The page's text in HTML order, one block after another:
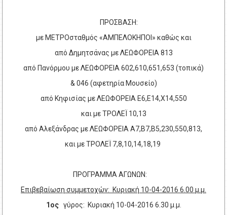
ΠΡΟΣΒΑΣΗ:
με ΜΕΤΡΟσταθμός «ΑΜΠΕΛΟΚΗΠΟΙ» καθώς και
από Δημητσάνας με ΛΕΩΦΟΡΕΙΑ 813
από Πανόρμου με ΛΕΩΦΟΡΕΙΑ 602,610,651,653 (τοπικά)
& 046 (αφετηρία Μουσείο)
από Κηφισίας με ΛΕΩΦΟΡΕΙΑ Ε6,Ε14,Χ14,550
και με ΤΡΟΛΕΪ 10,13
από Αλεξάνδρας με ΛΕΩΦΟΡΕΙΑ Α7,Β7,Β5,230,550,813,
και με ΤΡΟΛΕΪ 7,8,10,14,18,19
ΠΡΟΓΡΑΜΜΑ ΑΓΩΝΩΝ:
Επιβεβαίωση συμμετοχών: Κυριακή 10-04-2016 6.00 μ.μ.
1ος γύρος: Κυριακή 10-04-2016 6.30 μ.μ.